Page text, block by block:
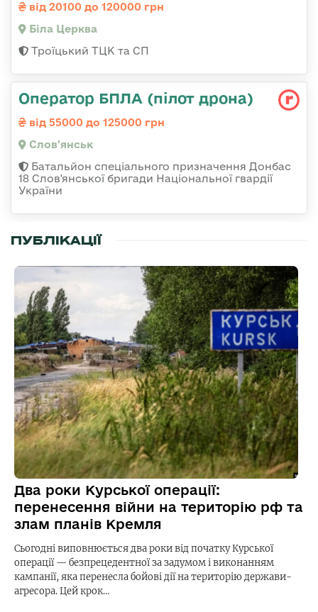
від 20100 до 120000 грн
Біла Церква
Троїцький ТЦК та СП
Оператор БПЛА (пілот дрона)
від 55000 до 125000 грн
Слов'янськ
Батальйон спеціального призначення Донбас
18 Слов'янської бригади Національної гвардії
України
ПУБЛІКАЦІЇ
Два роки Курської операції:
перенесення війни на територію рф та
злам планів Кремля
Сьогодні виповнюється два роки від початку Курської
операції — безпрецедентної за задумом і виконанням
кампанії, яка перенесла бойові дії на територію держави-
агресора. Цей крок…